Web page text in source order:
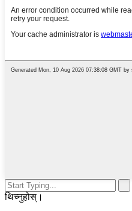
थिच्नुहोस्।